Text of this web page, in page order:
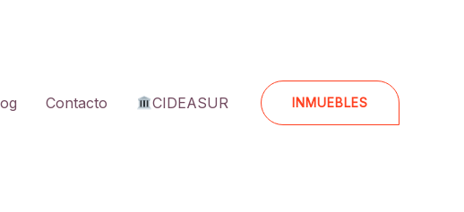
Contacto CIDEASUR INMUEBLES